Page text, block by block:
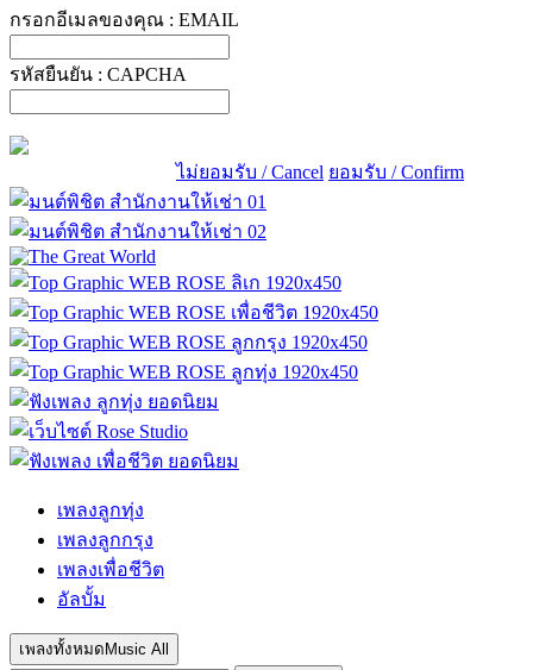
กรอกอีเมลของคุณ : EMAIL
รหัสยืนยัน : CAPCHA
ไม่ยอมรับ / Cancel ยอมรับ / Confirm
เพลงลูกทุ่ง
เพลงลูกกรุง
เพลงเพื่อชีวิต
อัลบั้ม
เพลงทั้งหมด Music All